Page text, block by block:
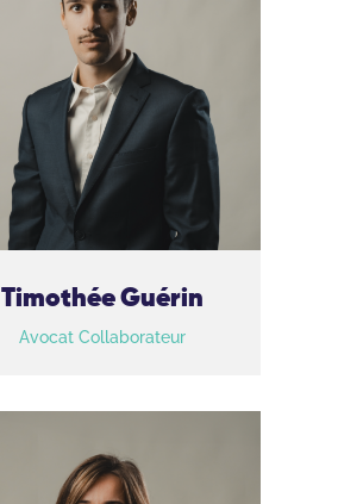
Timothée Guérin
Avocat Collaborateur